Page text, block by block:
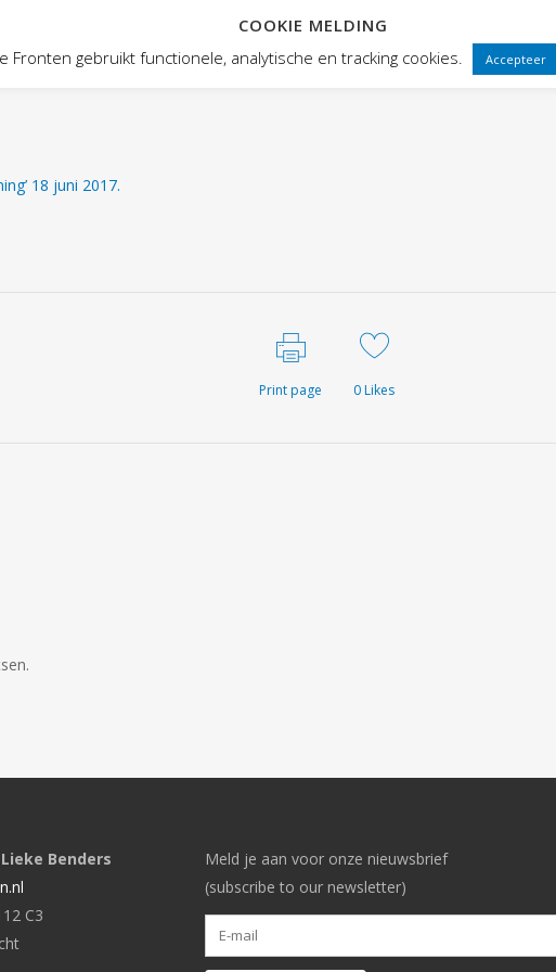
VOORSTELLINGEN PUBLIEKSWERKING
18 juni 2017.
Print page 0Likes
Benders
C3
Meld je aan voor onze nieuwsbrief
(subscribe to our newsletter)
COOKIE MELDING
Fronten gebruikt functionele, analytische en tracking cookies.
Accepteer